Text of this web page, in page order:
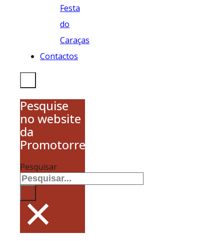
Festa
do
Caraças
Contactos
Pesquise
no website
da
Promotorres
Pesquisar
×